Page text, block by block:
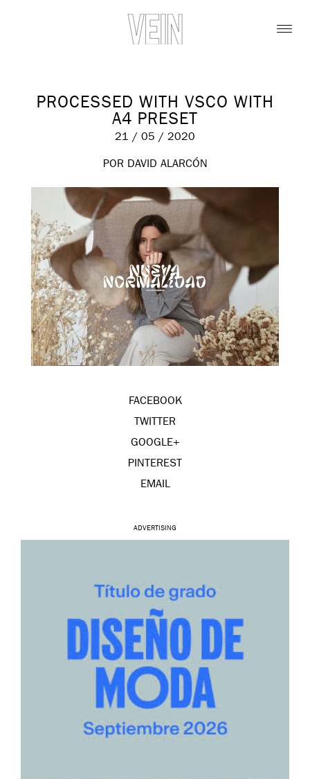
PROCESSED WITH VSCO WITH
A4 PRESET
21 / 05 / 2020
POR DAVID ALARCÓN
FACEBOOK
TWITTER
GOOGLE+
PINTEREST
EMAIL
ADVERTISING